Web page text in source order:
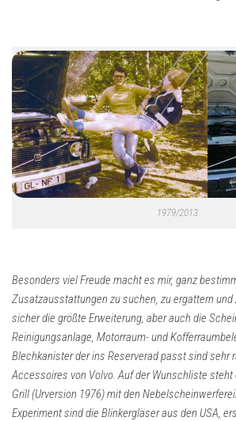
1979/2013
Besonders viel Freude macht es mir, ganz
Zusatzausstattungen zu suchen, zu ergattern
sicher die größte Erweiterung, aber auch die
Reinigungsanlage, Motorraum- und
Blechkanister der ins Reserverad passt sind sehr
Accessoires von Volvo. Auf der Wunschliste
Grill (Urversion 1976) mit den
Experiment sind die Blinkergläser aus den USA,